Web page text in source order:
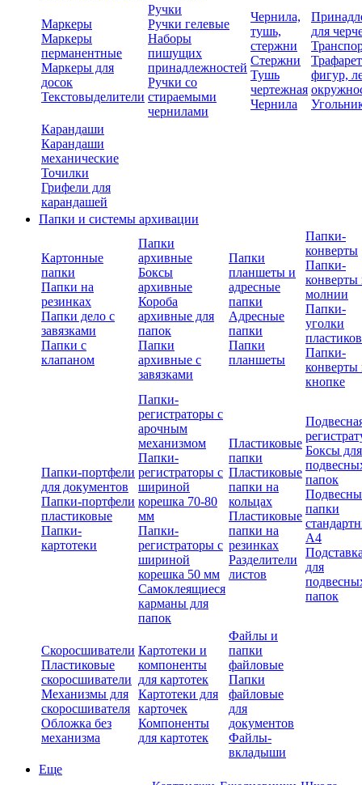
Маркеры
Маркеры
перманентные
Маркеры для
досок
Текстовыделители
Ручки
Ручки гелевые
Наборы
пишущих
принадлежностей
Ручки со
стираемыми
чернилами
Чернила,
тушь,
стержни
Стержни
Тушь
чертежная
Чернила
для
фигур,
Карандаши
Карандаши
механические
Точилки
Грифели для
карандашей
Папки и системы архивации
Картонные
папки
Папки на
резинках
Папки дело с
завязками
Папки с
клапаном
Папки
архивные
Боксы
архивные
Короба
архивные для
папок
Папки
архивные с
завязками
Папки
планшеты и
адресные
папки
Адресные
папки
Папки
планшеты
Папки-
конверты
Папки-
конверты
молнии
Папки-
уголки
Папки-
конверты
кнопке
Папки-портфели
для документов
Папки-портфели
пластиковые
Папки-
картотеки
Папки-
регистраторы с
арочным
механизмом
Папки-
регистраторы с
шириной
корешка 70-80
мм
Папки-
регистраторы с
шириной
корешка 50 мм
Самоклеящиеся
карманы для
папок
Пластиковые
папки
Пластиковые
папки на
кольцах
Пластиковые
папки на
резинках
Разделители
листов
Боксы для
папок
папки
А4
для
папок
Скоросшиватели
Пластиковые
скоросшиватели
Механизмы для
скоросшивателя
Обложка без
механизма
Картотеки и
компоненты
для картотек
Картотеки для
карточек
Компоненты
для картотек
Файлы и
папки
файловые
Папки
файловые
для
документов
Файлы-
вкладыши
Еще